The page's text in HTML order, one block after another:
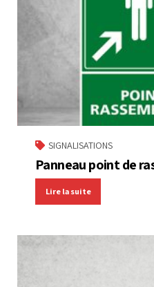
SIGNALISATIONS
Panneau point de
Lire la suite